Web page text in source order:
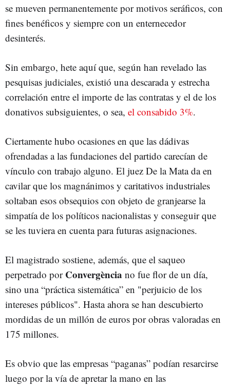
se mueven permanentemente por motivos seráficos, con
fines benéficos y siempre con un enternecedor
desinterés.
Sin embargo, hete aquí que, según han revelado las
pesquisas judiciales, existió una descarada y estrecha
correlación entre el importe de las contratas y el de los
donativos subsiguientes, o sea, el consabido 3%.
Ciertamente hubo ocasiones en que las dádivas
ofrendadas a las fundaciones del partido carecían de
vínculo con trabajo alguno. El juez De la Mata da en
cavilar que los magnánimos y caritativos industriales
soltaban esos obsequios con objeto de granjearse la
simpatía de los políticos nacionalistas y conseguir que
se les tuviera en cuenta para futuras asignaciones.
El magistrado sostiene, además, que el saqueo
perpetrado por Convergència no fue flor de un día,
sino una “práctica sistemática” en "perjuicio de los
intereses públicos". Hasta ahora se han descubierto
mordidas de un millón de euros por obras valoradas en
175 millones.
Es obvio que las empresas “paganas” podían resarcirse
luego por la vía de apretar la mano en las